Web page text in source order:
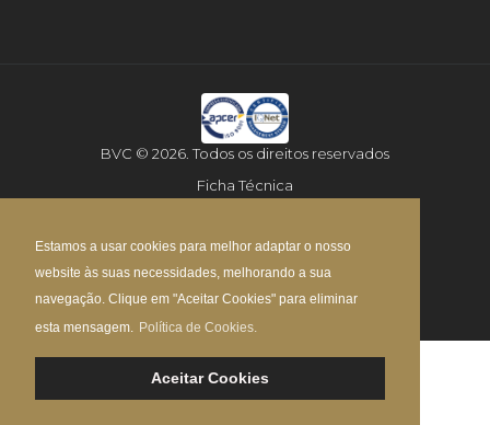
Estamos a usar cookies para melhor adaptar o nosso
website às suas necessidades, melhorando a sua
navegação. Clique em "Aceitar Cookies" para eliminar
esta mensagem. Política de Cookies.
Aceitar Cookies
BVC © 2026. Todos os direitos reservados
Ficha Técnica
Política de Privacidade
Mapa do Site